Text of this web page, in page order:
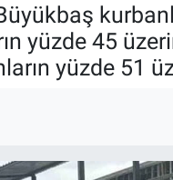
yüzde 45
yüzde 51